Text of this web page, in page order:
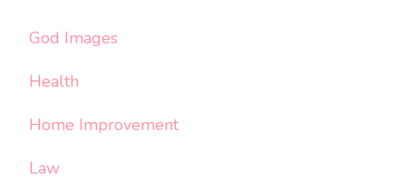
God Images
Health
Home Improvement
Law